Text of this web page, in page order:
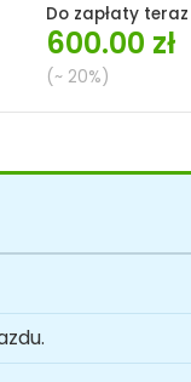
Do zapłaty teraz
600.00 zł
(~ 20%)